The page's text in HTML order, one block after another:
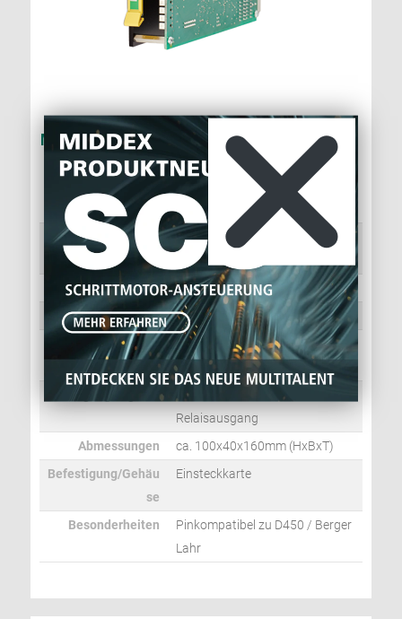
M450, M451 UND B4028510
Verwendung
Leistungsendstufe für 5-
Phasen Schrittmotoren
Versorgungsspann
ung
24...36VDC
Motorstrom/Phase
0.8 bis 2.8A
Schrittauflösung
500/1000 Schritte/Umdr.
Signalansteuerung
Takt, Richtung, Takt sperren,
Disable, Boost
Ausgangssignale
Betriebsbereitschaft,
Relaisausgang
Abmessungen
ca. 100x40x160mm (HxBxT)
Befestigung/Gehäu
se
Einsteckkarte
Besonderheiten
Pinkompatibel zu D450 / Berger
Lahr